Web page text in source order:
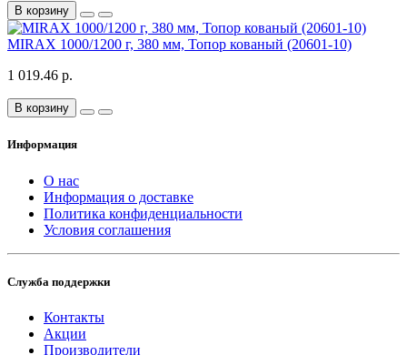
В корзину
MIRAX 1000/1200 г, 380 мм, Топор кованый (20601-10)
1 019.46 р.
В корзину
Информация
О нас
Информация о доставке
Политика конфиденциальности
Условия соглашения
Служба поддержки
Контакты
Акции
Производители